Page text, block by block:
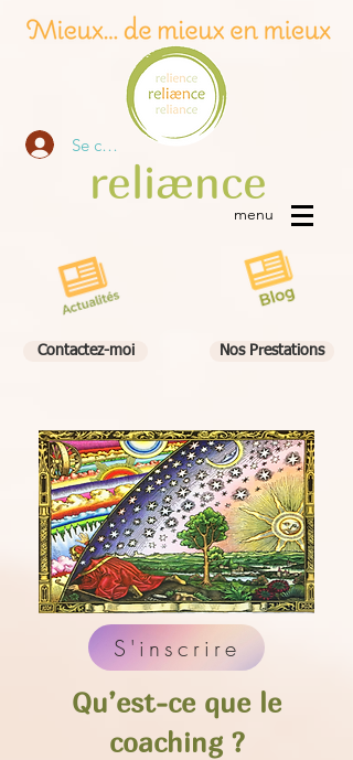
Se connecter
reliænce
menu
Contactez-moi Nos Prestations
S'inscrire
Qu’est-ce que le
coaching ?